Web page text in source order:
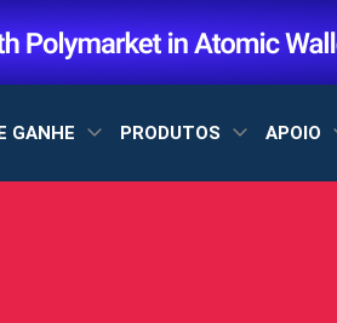
GANHE PRODUTOS APOIO